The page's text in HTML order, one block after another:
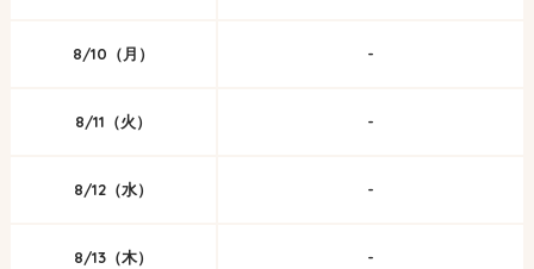
8/10（月） -
8/11（火） -
8/12（水） -
8/13（木） -